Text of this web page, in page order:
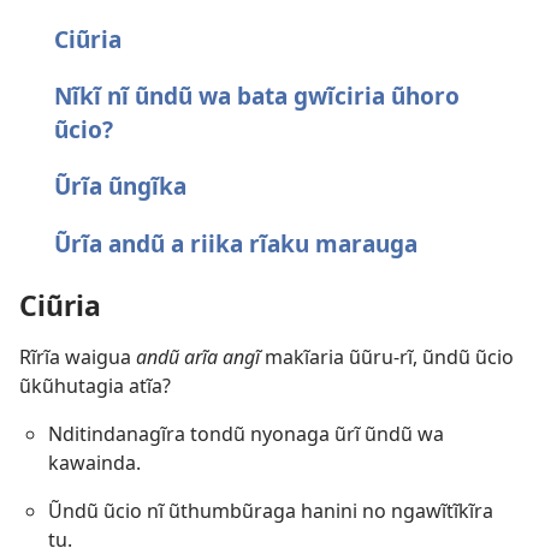
Ciũria
Nĩkĩ nĩ ũndũ wa bata gwĩciria ũhoro
ũcio?
Ũrĩa ũngĩka
Ũrĩa andũ a riika rĩaku marauga
Ciũria
Rĩrĩa waigua andũ arĩa angĩmakĩaria ũũru-rĩ, ũndũ ũcio
ũkũhutagia atĩa?
Nditindanagĩra tondũ nyonaga ũrĩ ũndũ wa
kawainda.
Ũndũ ũcio nĩ ũthumbũraga hanini no ngawĩtĩkĩra
tu.